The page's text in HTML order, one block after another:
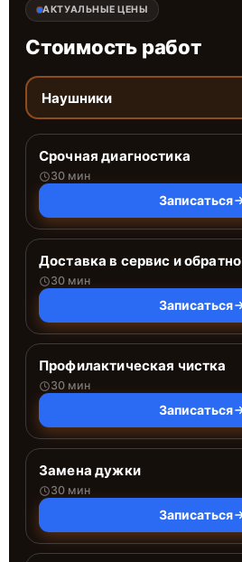
АКТУАЛЬНЫЕ ЦЕНЫ
Стоимость работ
Наушники
Срочная диагностика
30 мин
Записаться
Доставка в сервис и обратно
30 мин
Записаться
Профилактическая чистка
30 мин
Записаться
Замена дужки
30 мин
Записаться